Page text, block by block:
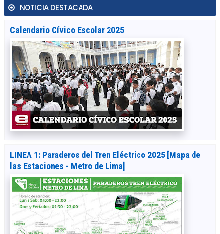
NOTICIA DESTACADA
Calendario Cívico Escolar 2025
LINEA 1: Paraderos del Tren Eléctrico 2025 [Mapa de
las Estaciones - Metro de Lima]